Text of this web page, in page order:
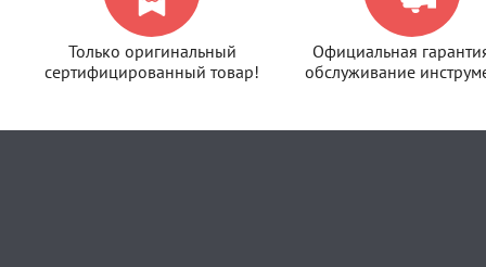
Только оригинальный
сертифицированный товар!
Официальная
обслуживание